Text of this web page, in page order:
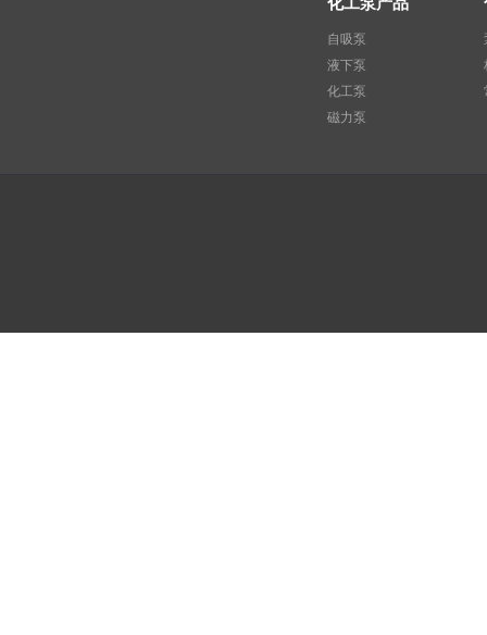
自吸泵
液下泵
化工泵
磁力泵